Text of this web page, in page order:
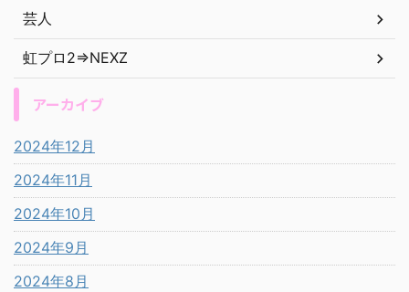
芸人
虹プロ2⇒NEXZ
アーカイブ
2024年12月
2024年11月
2024年10月
2024年9月
2024年8月